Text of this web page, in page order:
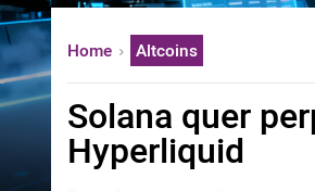
한국어
العربية
ไทย
ქართული
Home Altcoins
Solana quer
Hyperliquid